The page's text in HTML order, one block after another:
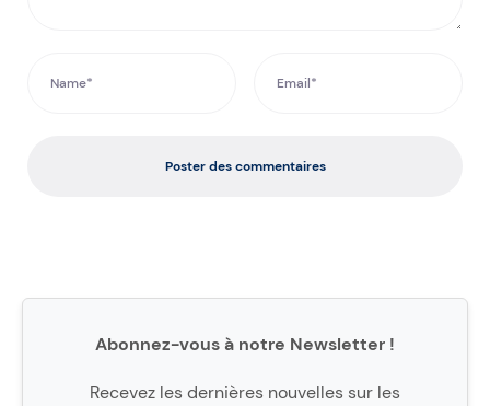
Poster des commentaires
Abonnez-vous à notre Newsletter !
Recevez les dernières nouvelles sur les